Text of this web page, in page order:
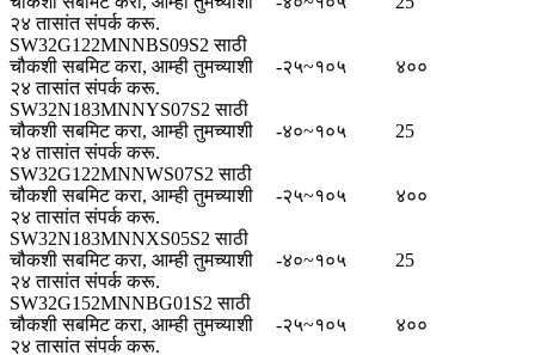
२४ तासांत संपर्क करू.
SW32G122MNNBS09S2 साठी
चौकशी सबमिट करा, आम्ही तुमच्याशी
२४ तासांत संपर्क करू.
-२५~१०५ ४००
SW32N183MNNYS07S2 साठी
चौकशी सबमिट करा, आम्ही तुमच्याशी
२४ तासांत संपर्क करू.
-४०~१०५ 25
SW32G122MNNWS07S2 साठी
चौकशी सबमिट करा, आम्ही तुमच्याशी
२४ तासांत संपर्क करू.
-२५~१०५ ४००
SW32N183MNNXS05S2 साठी
चौकशी सबमिट करा, आम्ही तुमच्याशी
२४ तासांत संपर्क करू.
-४०~१०५ 25
SW32G152MNNBG01S2 साठी
चौकशी सबमिट करा, आम्ही तुमच्याशी
२४ तासांत संपर्क करू.
-२५~१०५ ४००